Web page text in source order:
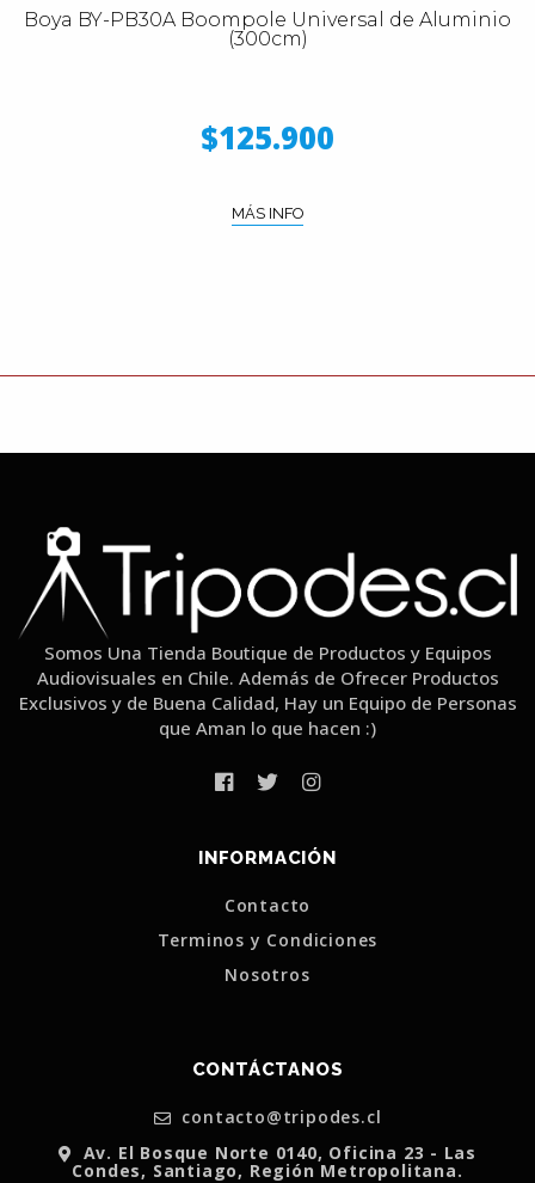
Boya BY-PB30A Boompole Universal de Aluminio
(300cm)
$125.900
MÁS INFO
Somos Una Tienda Boutique de Productos y Equipos
Audiovisuales en Chile. Además de Ofrecer Productos
Exclusivos y de Buena Calidad, Hay un Equipo de Personas
que Aman lo que hacen :)
INFORMACIÓN
Contacto
Terminos y Condiciones
Nosotros
CONTÁCTANOS
contacto@tripodes.cl
Av. El Bosque Norte 0140, Oficina 23 - Las
Condes, Santiago, Región Metropolitana.